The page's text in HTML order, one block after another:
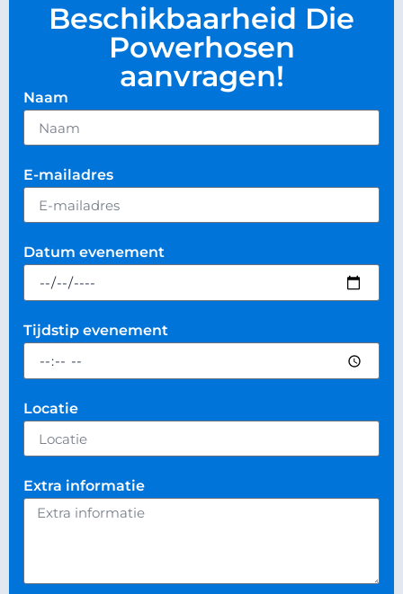
Beschikbaarheid Die
Powerhosen
aanvragen!
Naam
E-mailadres
Datum evenement
Tijdstip evenement
Locatie
Extra informatie